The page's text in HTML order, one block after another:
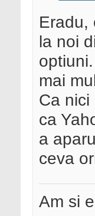
Eradu,
la noi
mai
Ca
ca
a
ceva
Am si